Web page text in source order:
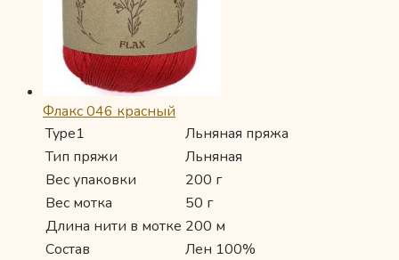
Флакс 046 красный
Type1
Льняная пряжа
Тип пряжи
Льняная
Вес упаковки
200 г
Вес мотка
50 г
Длина нити в мотке 200 м
Состав
Лен 100%